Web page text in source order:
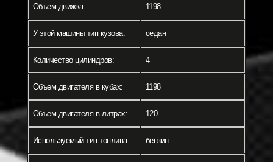
Объем движка: 1198
У этой машины тип кузова: седан
Количество цилиндров: 4
Объем двигателя в кубах: 1198
Объем двигателя в литрах: 120
Используемый тип топлива: бензин